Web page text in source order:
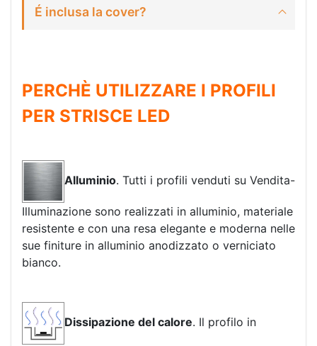
É inclusa la cover?
PERCHÈ UTILIZZARE I PROFILI
PER STRISCE LED
Alluminio. Tutti i profili venduti su Vendita-
Illuminazione sono realizzati in alluminio, materiale
resistente e con una resa elegante e moderna nelle
sue finiture in alluminio anodizzato o verniciato
bianco.
Dissipazione del calore. Il profilo in